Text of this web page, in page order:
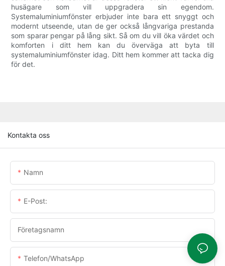
husägare som vill uppgradera sin egendom.
Systemaluminiumfönster erbjuder inte bara ett snyggt och
modernt utseende, utan de ger också långvariga prestanda
som sparar pengar på lång sikt. Så om du vill öka värdet och
komforten i ditt hem kan du överväga att byta till
systemaluminiumfönster idag. Ditt hem kommer att tacka dig
för det.
Kontakta oss
Namn
E-Post:
Företagsnamn
Telefon/WhatsApp